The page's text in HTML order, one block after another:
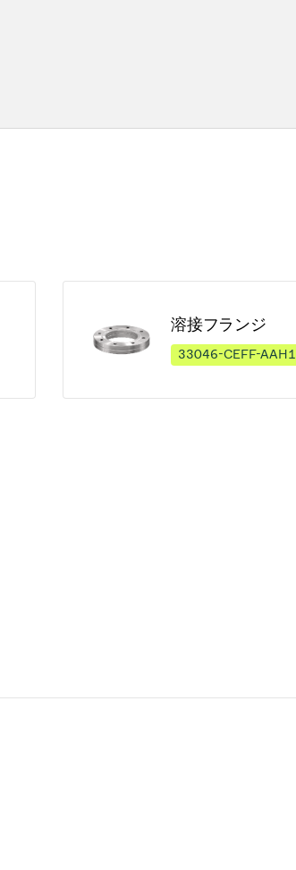
溶接フランジ
33046-CEFF-AAH1